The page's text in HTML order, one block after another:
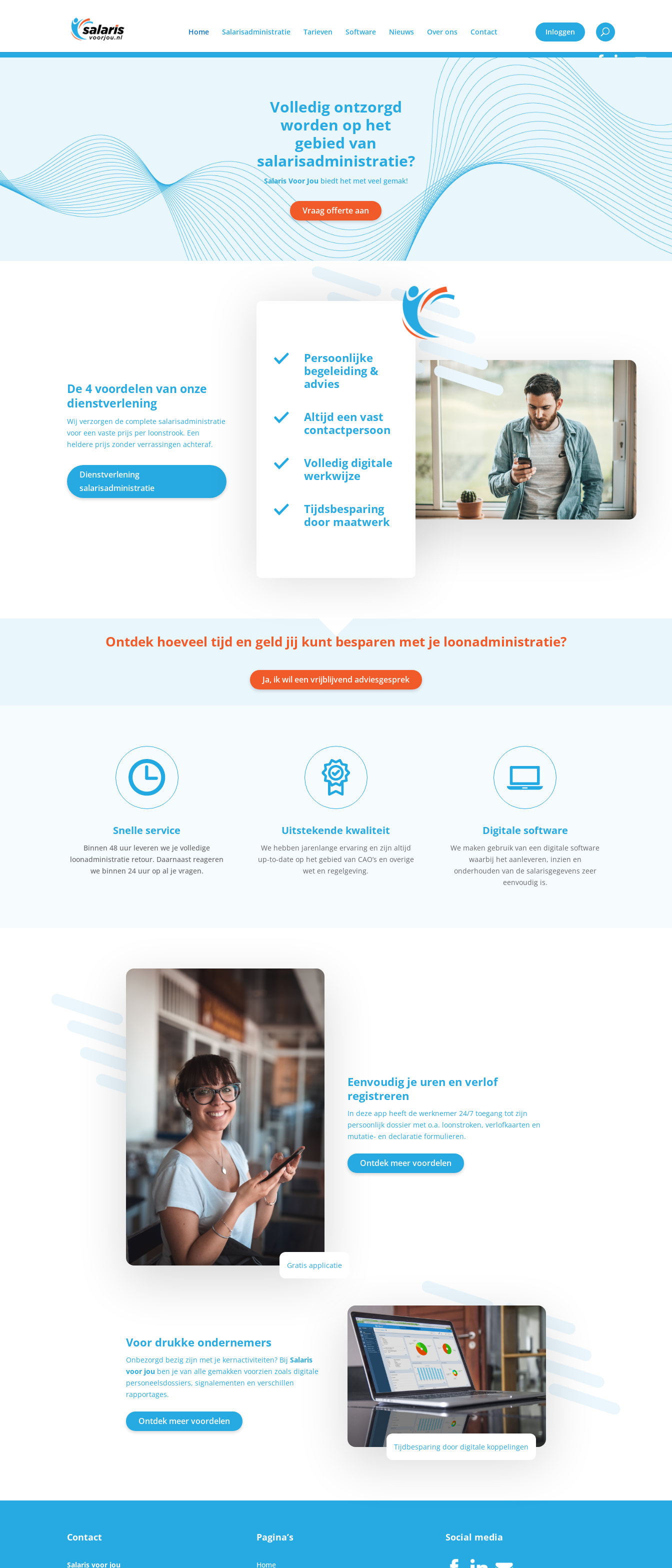
Home Salarisadministratie Tarieven Software Nieuws Over ons Contact Inloggen
Volledig ontzorgd
worden op het
gebied van
salarisadministratie?
Salaris Voor Jou biedt het met veel gemak!
Vraag offerte aan
De 4 voordelen van onze
dienstverlening
Wij verzorgen de complete salarisadministratie
voor een vaste prijs per loonstrook. Een
heldere prijs zonder verrassingen achteraf.
Dienstverlening
salarisadministratie
Persoonlijke
begeleiding &
advies
Altijd een vast
contactpersoon
Volledig digitale
werkwijze
Tijdsbesparing
door maatwerk
Ontdek hoeveel tijd en geld jij kunt besparen met je loonadministratie?
Ja, ik wil een vrijblijvend adviesgesprek
Snelle service
Binnen 48 uur leveren we je volledige
loonadministratie retour. Daarnaast reageren
we binnen 24 uur op al je vragen.
Uitstekende kwaliteit
We hebben jarenlange ervaring en zijn altijd
up-to-date op het gebied van CAO’s en overige
wet en regelgeving.
Digitale software
We maken gebruik van een digitale software
waarbij het aanleveren, inzien en
onderhouden van de salarisgegevens zeer
eenvoudig is.
Gratis applicatie
Eenvoudig je uren en verlof
registreren
In deze app heeft de werknemer 24/7 toegang tot zijn
persoonlijk dossier met o.a. loonstroken, verlofkaarten en
mutatie- en declaratie formulieren.
Ontdek meer voordelen
Voor drukke ondernemers
Onbezorgd bezig zijn met je kernactiviteiten? Bij Salaris
voor jou ben je van alle gemakken voorzien zoals digitale
personeelsdossiers, signalementen en verschillen
rapportages.
Ontdek meer voordelen
Tijdbesparing door digitale koppelingen
Contact
Salaris voor jou
Pagina’s
Home
Social media